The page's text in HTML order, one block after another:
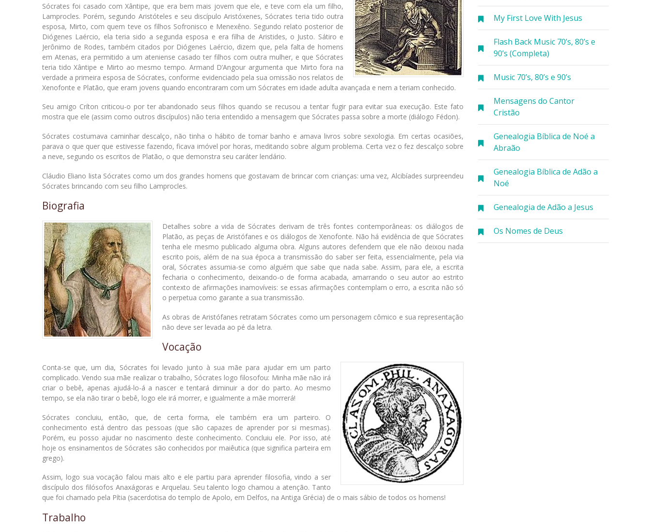
My First Love With Jesus
Flash Back Music 70’s, 80’s e
90’s (Completa)
Music 70’s, 80’s e 90’s
Mensagens do Cantor
Cristão
Genealogia Bíblica de Noé a
Abraão
Genealogia Bíblica de Adão a
Noé
Genealogia de Adão a Jesus
Os Nomes de Deus
Sócrates foi casado com Xântipe, que era bem mais jovem que ele, e teve com ela um filho,
Lamprocles. Porém, segundo Aristóteles e seu discípulo Aristóxenes, Sócrates teria tido outra
esposa, Mirto, com quem teve os filhos Sofronisco e Menexêno. Segundo relato posterior de
Diógenes Laércio, ela teria sido a segunda esposa e era filha de Aristides, o Justo. Sátiro e
Jerônimo de Rodes, também citados por Diógenes Laércio, dizem que, pela falta de homens
em Atenas, era permitido a um ateniense casado ter filhos com outra mulher, e que Sócrates
teria tido Xântipe e Mirto ao mesmo tempo. Armand D’Angour argumenta que Mirto fora na
verdade a primeira esposa de Sócrates, conforme evidenciado pela sua omissão nos relatos de
Xenofonte e Platão, que eram jovens quando encontraram com um Sócrates em idade adulta avançada e nem a teriam conhecido.
Seu amigo Críton criticou-o por ter abandonado seus filhos quando se recusou a tentar fugir para evitar sua execução. Este fato
mostra que ele (assim como outros discípulos) não teria entendido a mensagem que Sócrates passa sobre a morte (diálogo Fédon).
Sócrates costumava caminhar descalço, não tinha o hábito de tomar banho e amava livros sobre sexologia. Em certas ocasiões,
parava o que quer que estivesse fazendo, ficava imóvel por horas, meditando sobre algum problema. Certa vez o fez descalço sobre
a neve, segundo os escritos de Platão, o que demonstra seu caráter lendário.
Cláudio Eliano lista Sócrates como um dos grandes homens que gostavam de brincar com crianças: uma vez, Alcibíades surpreendeu
Sócrates brincando com seu filho Lamprocles.
Biografia
Detalhes sobre a vida de Sócrates derivam de três fontes contemporâneas: os diálogos de
Platão, as peças de Aristófanes e os diálogos de Xenofonte. Não há evidência de que Sócrates
tenha ele mesmo publicado alguma obra. Alguns autores defendem que ele não deixou nada
escrito pois, além de na sua época a transmissão do saber ser feita, essencialmente, pela via
oral, Sócrates assumia-se como alguém que sabe que nada sabe. Assim, para ele, a escrita
fecharia o conhecimento, deixando-o de forma acabada, amarrando o seu autor ao estrito
contexto de afirmações inamovíveis: se essas afirmações contemplam o erro, a escrita não só
o perpetua como garante a sua transmissão.
As obras de Aristófanes retratam Sócrates como um personagem cômico e sua representação
não deve ser levada ao pé da letra.
Vocação
Conta-se que, um dia, Sócrates foi levado junto à sua mãe para ajudar em um parto
complicado. Vendo sua mãe realizar o trabalho, Sócrates logo filosofou: Minha mãe não irá
criar o bebê, apenas ajudá-lo-á a nascer e tentará diminuir a dor do parto. Ao mesmo
tempo, se ela não tirar o bebê, logo ele irá morrer, e igualmente a mãe morrerá!
Sócrates concluiu, então, que, de certa forma, ele também era um parteiro. O
conhecimento está dentro das pessoas (que são capazes de aprender por si mesmas).
Porém, eu posso ajudar no nascimento deste conhecimento. Concluiu ele. Por isso, até
hoje os ensinamentos de Sócrates são conhecidos por maiêutica (que significa parteira em
grego).
Assim, logo sua vocação falou mais alto e ele partiu para aprender filosofia, vindo a ser
discípulo dos filósofos Anaxágoras e Arquelau. Seu talento logo chamou a atenção. Tanto
que foi chamado pela Pítia (sacerdotisa do templo de Apolo, em Delfos, na Antiga Grécia) de o mais sábio de todos os homens!
Trabalho